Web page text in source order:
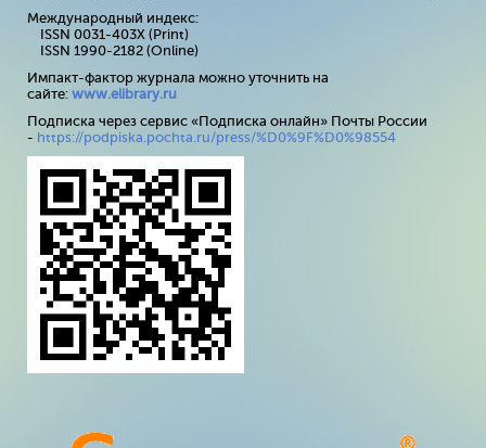
Международный индекс:
ISSN 0031-403X (Print)
ISSN 1990-2182 (Online)
Импакт-фактор журнала можно уточнить на
сайте: www.elibrary.ru
Подписка через сервис «Подписка онлайн» Почты России
- https://podpiska.pochta.ru/press/%D0%9F%D0%98554